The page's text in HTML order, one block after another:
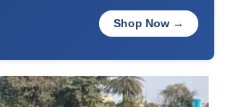
Shop Now →